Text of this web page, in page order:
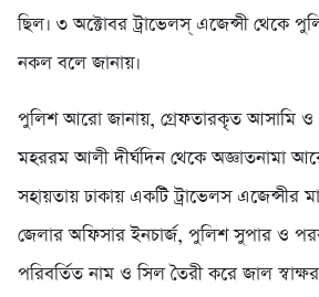
ছিল। ৩ অক্টোবর ট্রাভেলস্ এজেন্সী থেকে
নকল বলে জানায়।
পুলিশ আরো জানায়, গ্রেফতারকৃত আসামি
মহররম আলী দীর্ঘদিন থেকে অজ্ঞাতনামা
সহায়তায় ঢাকায় একটি ট্রাভেলস এজেন্সীর
জেলার অফিসার ইনচার্জ, পুলিশ সুপার ও
পরিবর্তিত নাম ও সিল তৈরী করে জাল